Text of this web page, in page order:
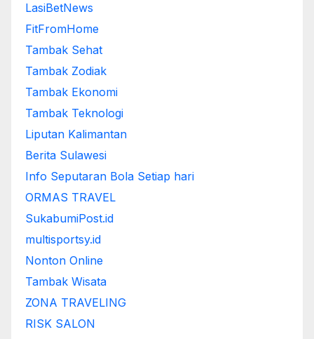
LasiBetNews
FitFromHome
Tambak Sehat
Tambak Zodiak
Tambak Ekonomi
Tambak Teknologi
Liputan Kalimantan
Berita Sulawesi
Info Seputaran Bola Setiap hari
ORMAS TRAVEL
SukabumiPost.id
multisportsy.id
Nonton Online
Tambak Wisata
ZONA TRAVELING
RISK SALON